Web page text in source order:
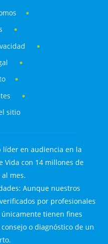
sitio
líder en audiencia en la
Vida con 14 millones de
mes.
Aunque nuestros
por profesionales
tienen fines
o diagnóstico de un